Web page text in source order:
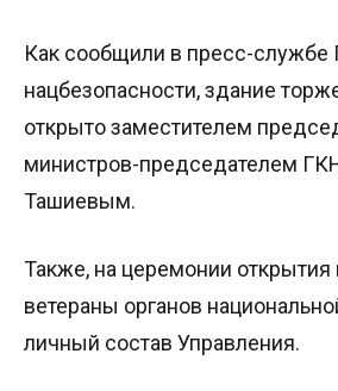
Как сообщили в пресс-службе
нацбезопасности, здание
открыто заместителем
министров-председателем
Ташиевым.
Также, на церемонии открытия
ветераны органов
личный состав Управления.